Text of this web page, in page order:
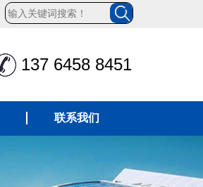
137 6458 8451
联系我们